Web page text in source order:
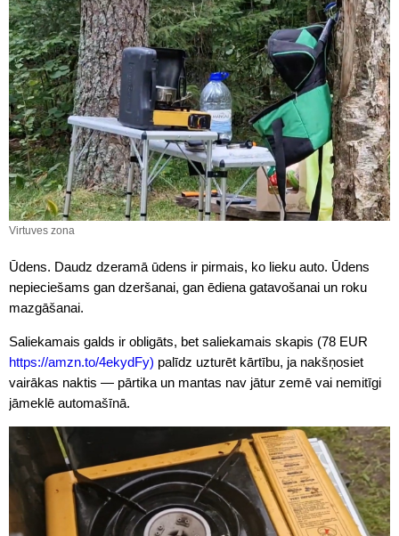
Virtuves zona
Ūdens. Daudz dzeramā ūdens ir pirmais, ko lieku auto. Ūdens
nepieciešams gan dzeršanai, gan ēdiena gatavošanai un roku
mazgāšanai.
Saliekamais galds ir obligāts, bet saliekamais skapis (78 EUR
https://amzn.to/4ekydFy) palīdz uzturēt kārtību, ja nakšņosiet
vairākas naktis — pārtika un mantas nav jātur zemē vai nemitīgi
jāmeklē automašīnā.